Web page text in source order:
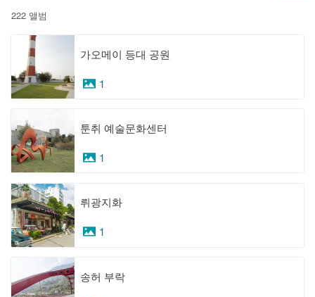
222 앨범
가오메이 등대 공원
1
툰취 예술문화센터
1
뤼광지화
1
송허 부락